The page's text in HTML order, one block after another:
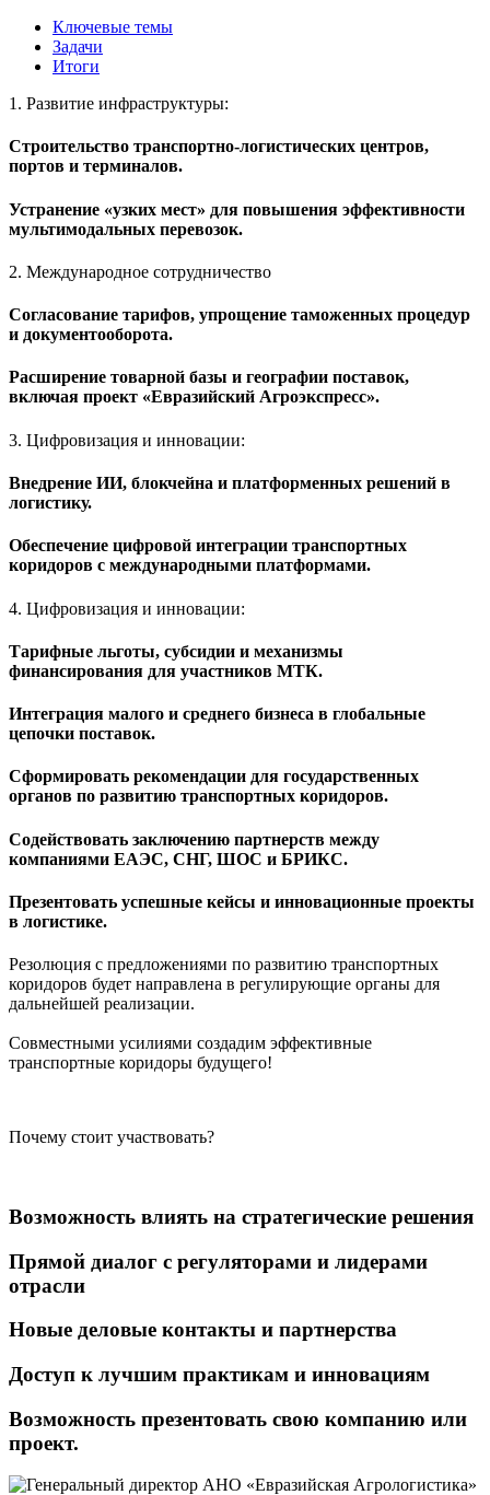
Ключевые темы
Задачи
Итоги
1. Развитие инфраструктуры:
Строительство транспортно-логистических центров,
портов и терминалов.
Устранение «узких мест» для повышения эффективности
мультимодальных перевозок.
2. Международное сотрудничество
Согласование тарифов, упрощение таможенных процедур
и документооборота.
Расширение товарной базы и географии поставок,
включая проект «Евразийский Агроэкспресс».
3. Цифровизация и инновации:
Внедрение ИИ, блокчейна и платформенных решений в
логистику.
Обеспечение цифровой интеграции транспортных
коридоров с международными платформами.
4. Цифровизация и инновации:
Тарифные льготы, субсидии и механизмы
финансирования для участников МТК.
Интеграция малого и среднего бизнеса в глобальные
цепочки поставок.
Сформировать рекомендации для государственных
органов по развитию транспортных коридоров.
Содействовать заключению партнерств между
компаниями ЕАЭС, СНГ, ШОС и БРИКС.
Презентовать успешные кейсы и инновационные проекты
в логистике.
Резолюция с предложениями по развитию транспортных
коридоров будет направлена в регулирующие органы для
дальнейшей реализации.
Совместными усилиями создадим эффективные
транспортные коридоры будущего!
Почему стоит участвовать?
Возможность влиять на стратегические решения
Прямой диалог с регуляторами и лидерами
отрасли
Новые деловые контакты и партнерства
Доступ к лучшим практикам и инновациям
Возможность презентовать свою компанию или
проект.